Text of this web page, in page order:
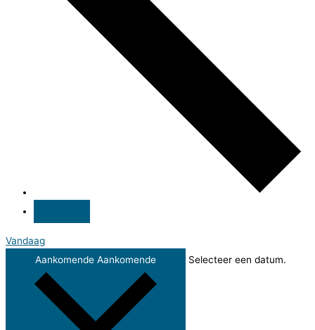
Vandaag
Aankomende Aankomende Selecteer een datum.